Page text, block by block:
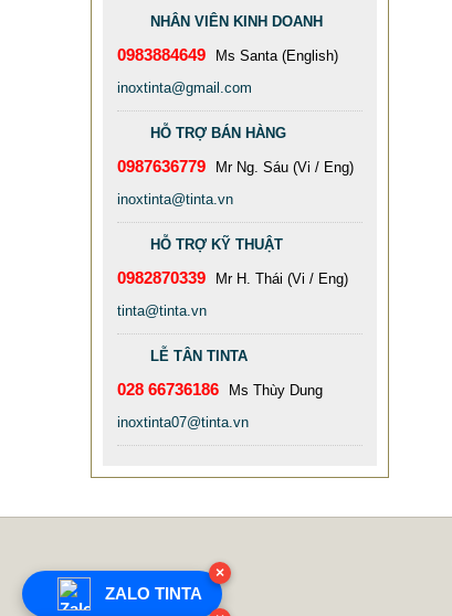
×
ZALO TINTA
INOX 304 DÙNG NGOÀI TRỜI
8.900.000 VNĐ
NHÂN VIÊN KINH DOANH
0983884649
Ms Santa (English)
inoxtinta@gmail.com
HỖ TRỢ BÁN HÀNG
0987636779
Mr Ng. Sáu (Vi / Eng)
inoxtinta@tinta.vn
HỖ TRỢ KỸ THUẬT
0982870339
Mr H. Thái (Vi / Eng)
tinta@tinta.vn
LỄ TÂN TINTA
028 66736186
Ms Thùy Dung
inoxtinta07@tinta.vn
TRỤ SỞ CHÍNH